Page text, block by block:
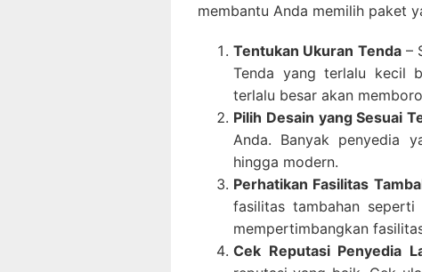
membantu Anda memilih paket
Tentukan Ukuran Tenda–
Tenda yang terlalu kecil
terlalu besar akan
Pilih Desain yang Sesuai
Anda. Banyak penyedia
hingga modern.
Perhatikan Fasilitas
fasilitas tambahan seperti
mempertimbangkan
Cek Reputasi Penyedia